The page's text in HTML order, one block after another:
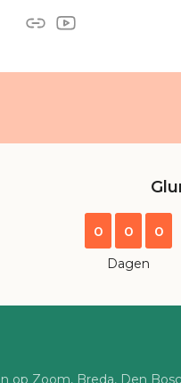
0 0 0
Dagen
op Zoom, Breda, Den